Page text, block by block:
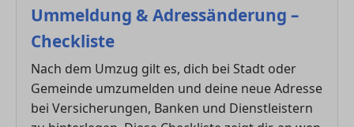
Ummeldung & Adressänderung –
Checkliste
Nach dem Umzug gilt es, dich bei Stadt oder
Gemeinde umzumelden und deine neue Adresse
bei Versicherungen, Banken und Dienstleistern